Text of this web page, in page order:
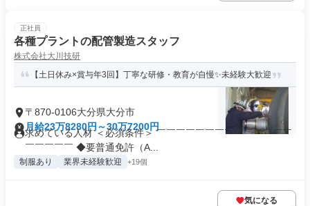
正社員
各種プラントの配管製造スタッフ
株式会社大川技研
【土日休み×賞与年3回】丁寧な研修・教育が自慢✨未経験大歓迎
〒870-0106大分県大分市
月給23万8280円～30万7200円
求めている人材 ＜必須条件＞ ￣￣￣￣￣￣￣￣￣￣￣￣￣￣
￣￣￣￣￣ ◆要普通免許（A...
制服あり 業界未経験歓迎 +19個
気になる